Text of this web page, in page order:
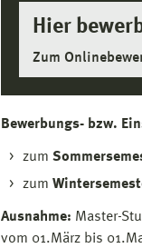
Hier
Zum
Bewerbungs- bzw.
zum
zum
Ausnahme: Master-
vom 01.März bis